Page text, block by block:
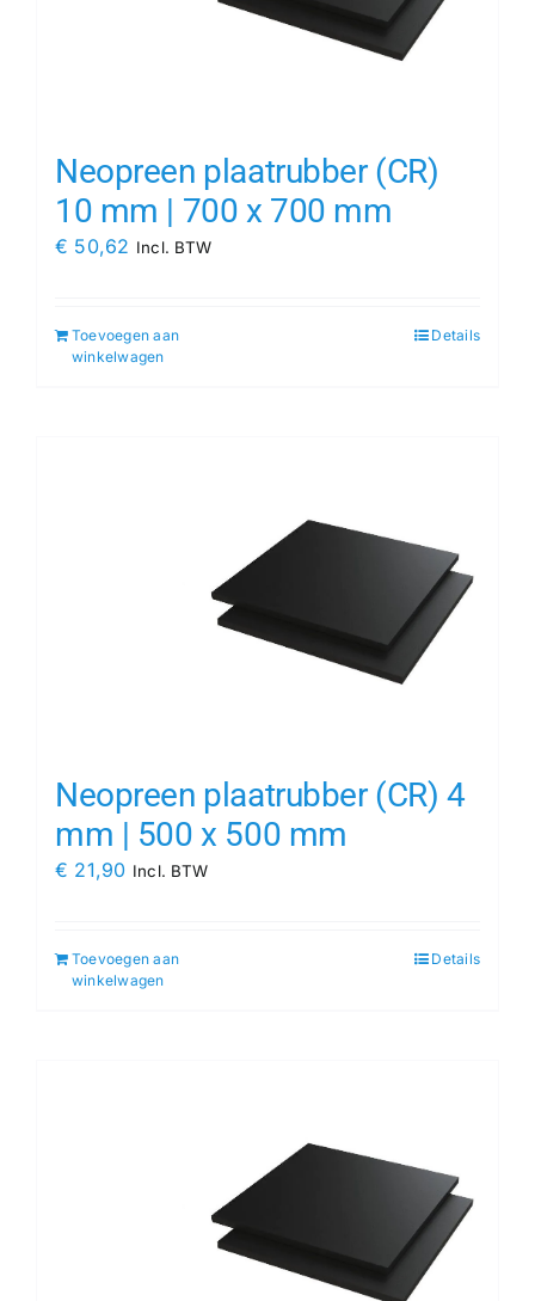
Neopreen plaatrubber (CR)
10 mm | 700 x 700 mm
€ 50,62 Incl. BTW
Toevoegen aan
winkelwagen
Details
Neopreen plaatrubber (CR) 4
mm | 500 x 500 mm
€ 21,90 Incl. BTW
Toevoegen aan
winkelwagen
Details